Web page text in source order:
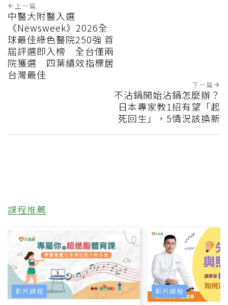
上一篇
中醫大附醫入選
《Newsweek》2026全
球最佳綠色醫院250強 首
屆評選即入榜 全台僅兩
院獲選 四葉績效指標居
台灣最佳
下一篇
不沾鍋開始沾鍋怎麼辦？
日本專家教1招有望「起
死回生」，5情況該換新
課程推薦
影片課程 影片課程